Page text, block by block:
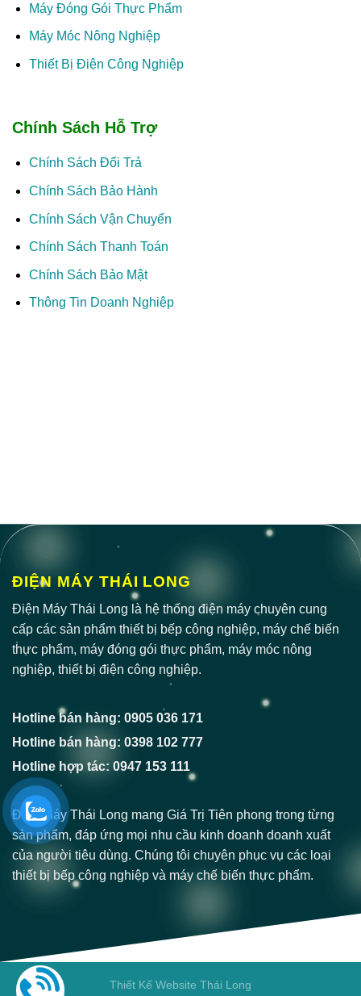
Máy Đóng Gói Thực Phẩm
Máy Móc Nông Nghiệp
Thiết Bị Điện Công Nghiệp
Chính Sách Hỗ Trợ
Chính Sách Đổi Trả
Chính Sách Bảo Hành
Chính Sách Vận Chuyển
Chính Sách Thanh Toán
Chính Sách Bảo Mật
Thông Tin Doanh Nghiệp
ĐIỆN MÁY THÁI LONG
Điện Máy Thái Long là hệ thống điện máy chuyên cung
cấp các sản phẩm thiết bị bếp công nghiệp, máy chế biến
thực phẩm, máy đóng gói thực phẩm, máy móc nông
nghiệp, thiết bị điện công nghiệp.
Hotline bán hàng: 0905 036 171
Hotline bán hàng: 0398 102 777
Hotline hợp tác: 0947 153 111
Điện Máy Thái Long mang Giá Trị Tiên phong trong từng
sản phẩm, đáp ứng mọi nhu cầu kinh doanh doanh xuất
của người tiêu dùng. Chúng tôi chuyên phục vụ các loại
thiết bị bếp công nghiệp và máy chế biến thực phẩm.
Thiết Kế Website Thái Long